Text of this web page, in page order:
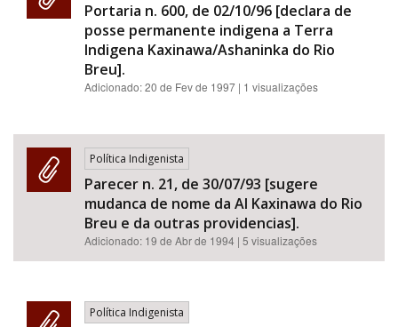
Portaria n. 600, de 02/10/96 [declara de
posse permanente indigena a Terra
Indigena Kaxinawa/Ashaninka do Rio
Breu].
Adicionado:20 de Fev de 1997 | 1 visualizações
Política Indigenista
Parecer n. 21, de 30/07/93 [sugere
mudanca de nome da AI Kaxinawa do Rio
Breu e da outras providencias].
Adicionado: 19 de Abr de 1994 | 5 visualizações
Política Indigenista